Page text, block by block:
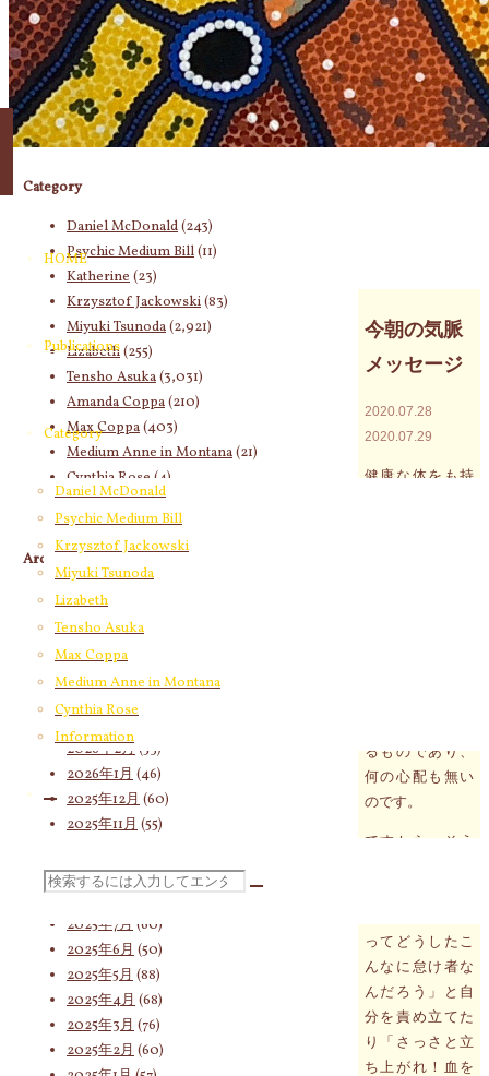
索
対
象:
HOME
Publications
Category
Daniel McDonald
Psychic Medium Bill
Krzysztof Jackowski
Miyuki Tsunoda
Lizabeth
Tensho Asuka
Max Coppa
Medium Anne in Montana
Cynthia Rose
Information
検
対
今朝の気脈
メッセージ
2020.07.28
2020.07.29
健康な体をも持
るものであり、
何の心配も無い
のです。
ですから、そう
ってどうしたこ
んなに怠け者な
んだろう」と自
分を責め立てた
り「さっさと立
ち上がれ！血を
Category
Daniel McDonald(243)
Psychic Medium Bill(11)
Katherine(23)
Krzysztof Jackowski(83)
Miyuki Tsunoda(2,921)
Lizabeth(255)
Tensho Asuka(3,031)
Amanda Coppa(210)
Max Coppa(403)
Medium Anne in Montana(21)
Cynthia Rose (4)
Archives
2026年8月
2026年7月(58)
2026年6月
2026年5月
(67)
2026年4月
2026年2月 (53)
2026年1月 (46)
2025年12月 (60)
2025年11月 (55)
2025年9月(62)
2025年7月 (60)
2025年6月 (50)
2025年5月 (88)
2025年4月 (68)
2025年3月 (76)
2025年2月 (60)